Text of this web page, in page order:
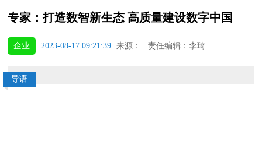
专家：打造数智新生态 高质量建设数字中国
企业 2023-08-17 09:21:39 来源： 责任编辑：李琦
导语